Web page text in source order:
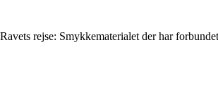
Ravets rejse: Smykkematerialet der har